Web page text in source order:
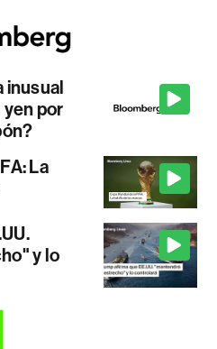
inusual
por
La
y lo